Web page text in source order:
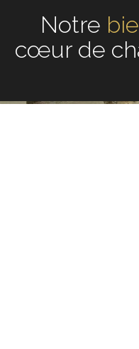
Notre
de